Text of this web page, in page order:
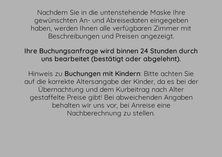
Genuss
Genusskonzept
Nachdem Sie in die untenstehende Maske Ihre
gewünschten An- und Abreisedaten eingegeben
haben, werden Ihnen alle verfügbaren Zimmer mit
Beschreibungen und Preisen angezeigt.
Ihre Buchungsanfrage wird binnen 24 Stunden durch
uns bearbeitet (bestätigt oder abgelehnt).
Hinweis zu Buchungen mit Kindern: Bitte achten Sie
auf die korrekte Altersangabe der Kinder, da es bei der
Übernachtung und dem Kurbeitrag nach Alter
gestaffelte Preise gibt! Bei abweichenden Angaben
behalten wir uns vor, bei Anreise eine
Nachberechnung zu stellen.